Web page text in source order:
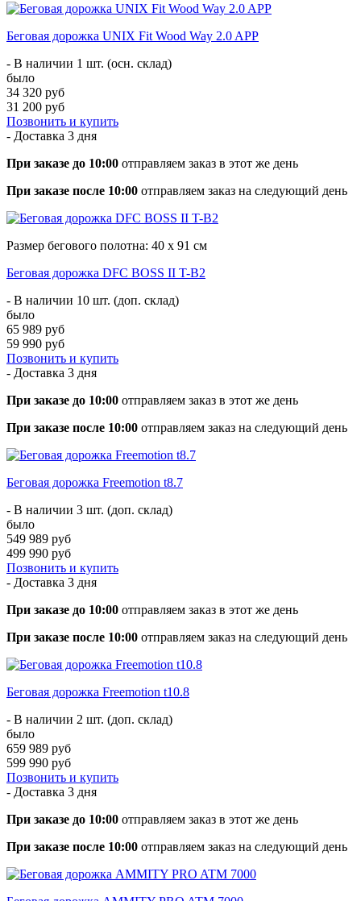
Беговая дорожка UNIX Fit Wood Way 2.0 APP
- В наличии 1 шт. (осн. склад)
было
34 320 руб
31 200 руб
Позвонить и купить
- Доставка 3 дня
При заказе до 10:00 отправляем заказ в этот же день
При заказе после 10:00 отправляем заказ на следующий день
Размер бегового полотна: 40 х 91 см
Беговая дорожка DFC BOSS II T-B2
- В наличии 10 шт. (доп. склад)
было
65 989 руб
59 990 руб
Позвонить и купить
- Доставка 3 дня
При заказе до 10:00 отправляем заказ в этот же день
При заказе после 10:00 отправляем заказ на следующий день
Беговая дорожка Freemotion t8.7
- В наличии 3 шт. (доп. склад)
было
549 989 руб
499 990 руб
Позвонить и купить
- Доставка 3 дня
При заказе до 10:00 отправляем заказ в этот же день
При заказе после 10:00 отправляем заказ на следующий день
Беговая дорожка Freemotion t10.8
- В наличии 2 шт. (доп. склад)
было
659 989 руб
599 990 руб
Позвонить и купить
- Доставка 3 дня
При заказе до 10:00 отправляем заказ в этот же день
При заказе после 10:00 отправляем заказ на следующий день